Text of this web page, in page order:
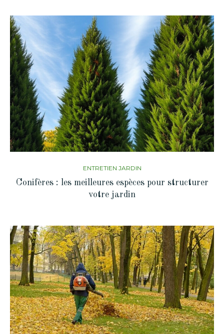
ENTRETIEN JARDIN
Conifères : les meilleures espèces pour structurer
votre jardin